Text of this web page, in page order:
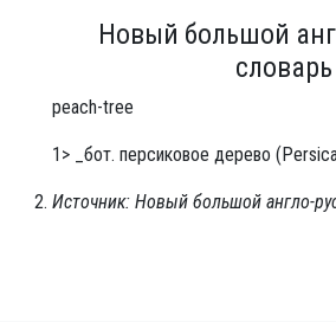
Новый большой
словарь
peach-tree
1> _бот. персиковое дерево
Источник: Новый большой англо-